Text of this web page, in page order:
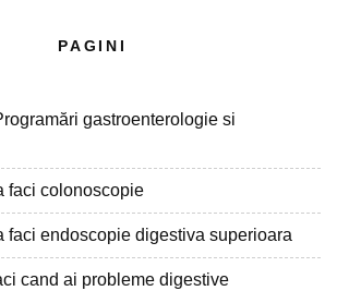
PAGINI
gastroenterologie si
faci colonoscopie
faci endoscopie digestiva superioara
cand ai probleme digestive